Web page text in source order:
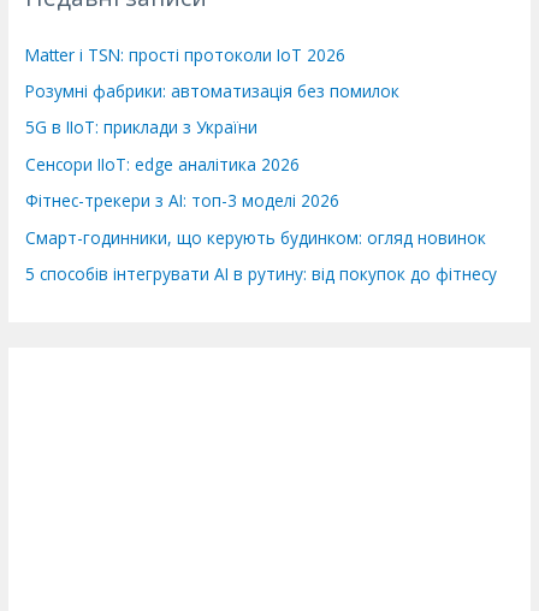
и
Matter і TSN: прості протоколи IoT 2026
Розумні фабрики: автоматизація без помилок
5G в IIoT: приклади з України
Сенсори IIoT: edge аналітика 2026
Фітнес-трекери з AI: топ-3 моделі 2026
Смарт-годинники, що керують будинком: огляд новинок
5 способів інтегрувати AI в рутину: від покупок до фітнесу